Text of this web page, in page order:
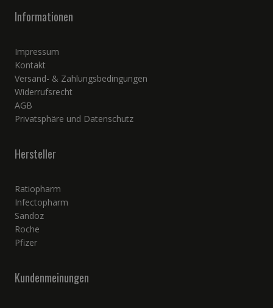
Informationen
Impressum
Kontakt
Versand- & Zahlungsbedingungen
Widerrufsrecht
AGB
Privatsphäre und Datenschutz
Hersteller
Ratiopharm
Infectopharm
Sandoz
Roche
Pfizer
Kundenmeinungen